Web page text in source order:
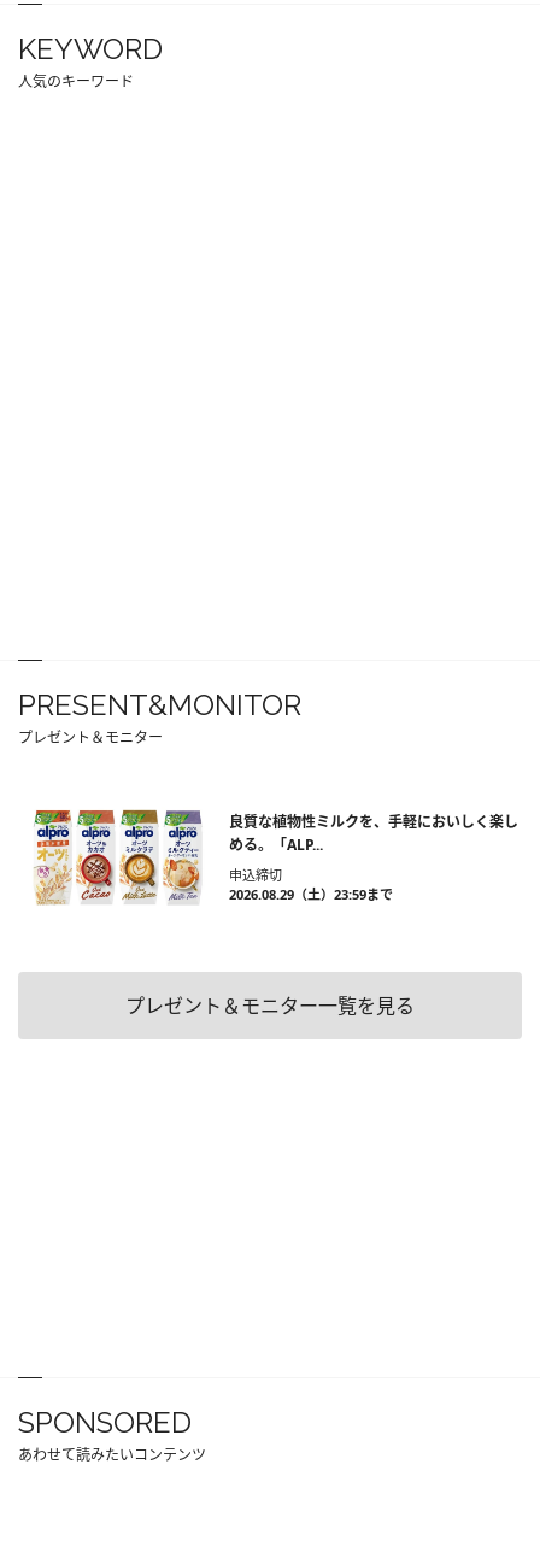
KEYWORD
人気のキーワード
PRESENT&MONITOR
プレゼント＆モニター
良質な植物性ミルクを、手軽においしく楽し
める。「ALP...
申込締切
2026.08.29（土）23:59まで
プレゼント＆モニター一覧を見る
SPONSORED
あわせて読みたいコンテンツ